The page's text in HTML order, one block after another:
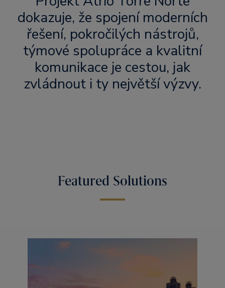
dokazuje, že spojení moderních
řešení, pokročilých nástrojů,
týmové spolupráce a kvalitní
komunikace je cestou, jak
zvládnout i ty největší výzvy.
Featured Solutions